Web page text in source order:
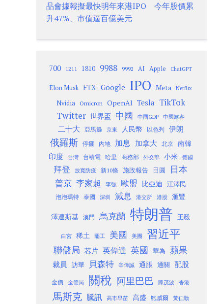
品會據報擬最快明年來港IPO 今年股價累
升47%、市值逼百億美元
700 1211 1810 9988 9992 AI Apple ChatGPT
Elon Musk FTX Google IPO Meta Netflix
Nvidia Omicron OpenAI Tesla TikTok
Twitter 世界盃 中國 中國GDP 中國旅客
二十大 亞馬遜 京東 人民幣 以色列 伊朗
俄羅斯 停擺 內地 加息 加拿大 北京
南韓
印度
台灣 台積電 哈里 商務部 外交部 小米 德國
拜登 放寬防疫 新10條 施政報告 日圓 日本
普京 李家超 李強 歐盟 比亞迪 江澤民
泡泡瑪特 泰國 深圳 減息 港交所 港股 滙豐
澤連斯基 澳門 烏克蘭 特朗普 王毅
白宮 稀土 罷工 美國 美團 習近平
聯儲局 芯片 英偉達 英國 華為 蘋果
裁員 訪華 貝森特 辛偉誠 通脹 通關 配股
金價 金管局 關稅 阿里巴巴 陳茂波 香港
馬斯克 騰訊 高市早苗 高盛 鮑威爾 黃仁勳